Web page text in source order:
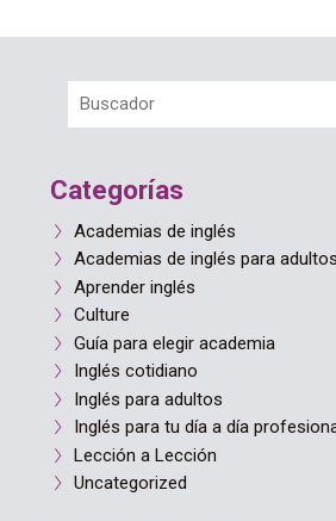
Categorías
Academias de inglés
Academias de inglés para adultos
Aprender inglés
Culture
Guía para elegir academia
Inglés cotidiano
Inglés para adultos
Inglés para tu día a día
Lección a Lección
Uncategorized